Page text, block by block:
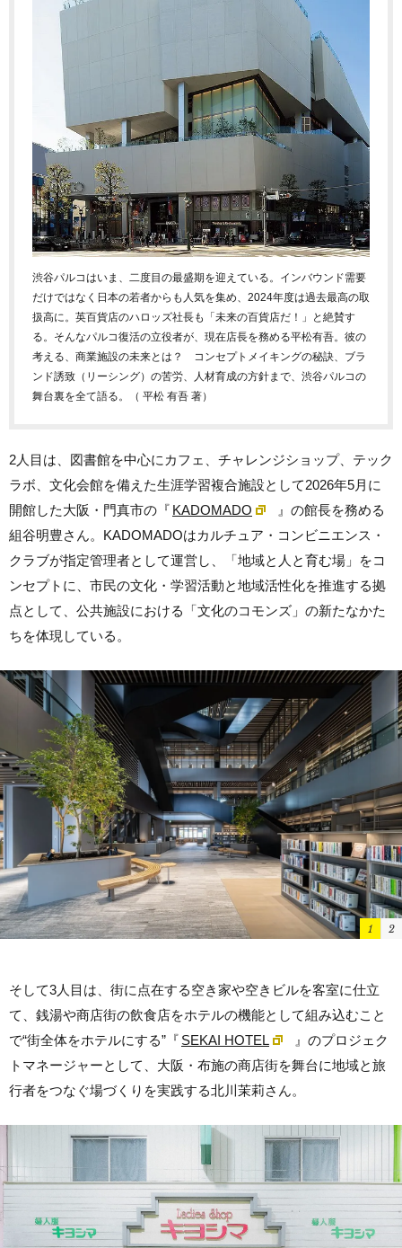
渋谷パルコはいま、二度目の最盛期を迎えている。インバウンド需要
だけではなく日本の若者からも人気を集め、2024年度は過去最高の取
扱高に。英百貨店のハロッズ社長も「未来の百貨店だ！」と絶賛す
る。そんなパルコ復活の立役者が、現在店長を務める平松有吾。彼の
考える、商業施設の未来とは？ コンセプトメイキングの秘訣、ブラ
ンド誘致（リーシング）の苦労、人材育成の方針まで、渋谷パルコの
舞台裏を全て語る。（ 平松 有吾 著）
2人目は、図書館を中心にカフェ、チャレンジショップ、テック
ラボ、文化会館を備えた生涯学習複合施設として2026年5月に
開館した大阪・門真市の『 KADOMADO
』の館長を務める
組谷明豊さん。KADOMADOはカルチュア・コンビニエンス・
クラブが指定管理者として運営し、「地域と人と育む場」をコ
ンセプトに、市民の文化・学習活動と地域活性化を推進する拠
点として、公共施設における「文化のコモンズ」の新たなかた
ちを体現している。
1 2
そして3人目は、街に点在する空き家や空きビルを客室に仕立
て、銭湯や商店街の飲食店をホテルの機能として組み込むこと
で“街全体をホテルにする”『 SEKAI HOTEL
』のプロジェク
トマネージャーとして、大阪・布施の商店街を舞台に地域と旅
行者をつなぐ場づくりを実践する北川茉莉さん。